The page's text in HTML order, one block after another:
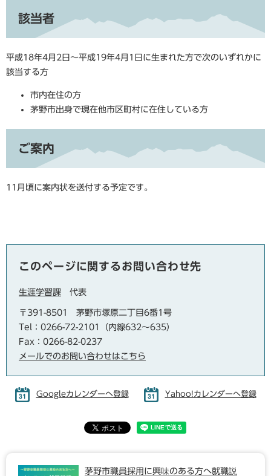
該当者
平成18年4月2日～平成19年4月1日に生まれた方で次のいずれかに
該当する方
市内在住の方
茅野市出身で現在他市区町村に在住している方
ご案内
11月頃に案内状を送付する予定です。
このページに関するお問い合わせ先
生涯学習課 代表
〒391-8501
茅野市塚原二丁目6番1号
Tel：0266-72-2101（内線632～635）
Fax：0266-82-0237
メールでのお問い合わせはこちら
Googleカレンダーへ登録 Yahoo!カレンダーへ登録
茅野市職員採用に興味のある方へ就職説